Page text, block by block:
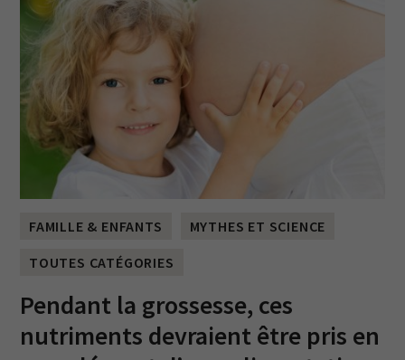
FAMILLE & ENFANTS
MYTHES ET SCIENCE
TOUTES CATÉGORIES
Pendant la grossesse, ces
nutriments devraient être pris en